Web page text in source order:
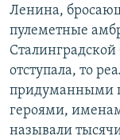
Ленина,
пулеметные
Сталинградской
отступала, то
придуманными
героями,
называли